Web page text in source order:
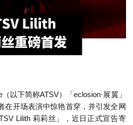
以下简称ATSV）「eclosion·展翼」
在开场表演中惊艳首穿，并引发全网
Lilith 莉莉丝」，近日正式宣告寄